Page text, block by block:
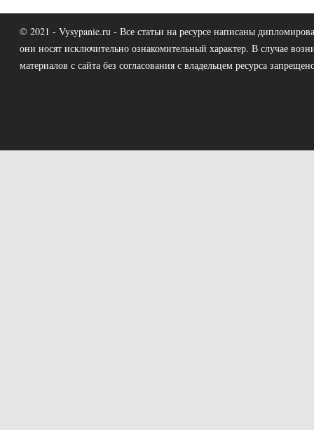
© 2021 - Vysypanie.ru - Все статьи на ресурсе написаны
они носят исключительно ознакомительный характер. В случае
материалов с сайта без согласования с владельцем ресурса